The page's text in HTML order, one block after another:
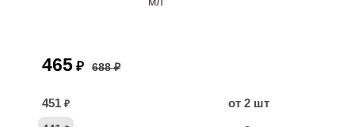
465 ₽ 688 ₽
451 ₽
от 2 шт